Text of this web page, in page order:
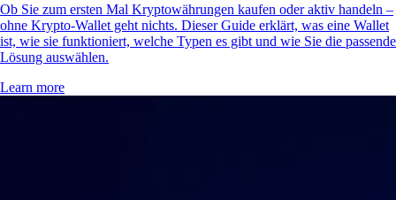
Ob Sie zum ersten Mal Kryptowährungen kaufen oder aktiv handeln –
ohne Krypto-Wallet geht nichts. Dieser Guide erklärt, was eine Wallet
ist, wie sie funktioniert, welche Typen es gibt und wie Sie die passende
Lösung auswählen.
Learn more